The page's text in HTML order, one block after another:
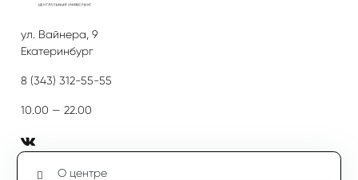
ул. Вайнера, 9
Екатеринбург
8 (343) 312-55-55
10.00 — 22.00
О центре